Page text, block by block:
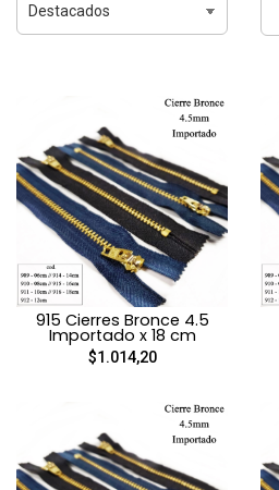
915 Cierres Bronce 4.5
Importado x 18 cm
$1.014,20